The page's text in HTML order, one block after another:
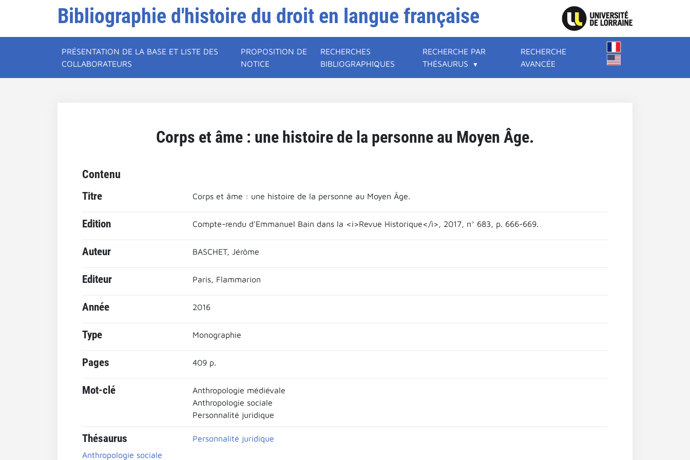
Bibliographie d'histoire du droit en langue française
PRÉSENTATION DE LA BASE ET LISTE DES
COLLABORATEURS
PROPOSITION DE
NOTICE
RECHERCHES
BIBLIOGRAPHIQUES
RECHERCHE PAR
THÉSAURUS
RECHERCHE
AVANCÉE
Corps et âme : une histoire de la personne au Moyen Âge.
Contenu
Titre Corps et âme : une histoire de la personne au Moyen Âge.
Edition Compte-rendu d'Emmanuel Bain dans la <i>Revue Historique</i>, 2017, n° 683, p. 666-669.
Auteur BASCHET, Jérôme
Editeur Paris, Flammarion
Année 2016
Type Monographie
Pages 409 p.
Mot-clé
Anthropologie médiévale
Anthropologie sociale
Personnalité juridique
Thésaurus
Personnalité juridique
Anthropologie sociale